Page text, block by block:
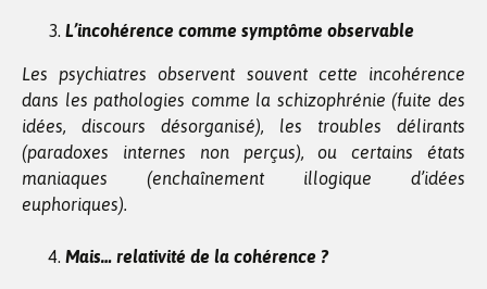
L’incohérence comme symptôme observable
Les psychiatres observent souvent cette incohérence
dans les pathologies comme la schizophrénie (fuite des
idées, discours désorganisé), les troubles délirants
(paradoxes internes non perçus), ou certains états
maniaques (enchaînement illogique d’idées
euphoriques).
Mais… relativité de la cohérence ?